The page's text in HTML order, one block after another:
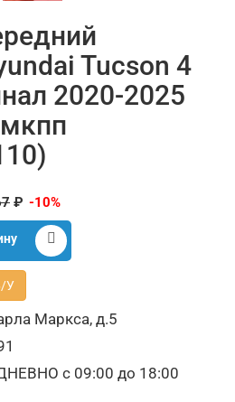
Tucson 4
2020-2025
₽ -10%
У
Маркса, д.5
с 09:00 до 18:00